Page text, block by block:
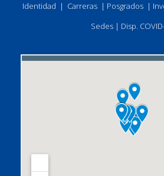
Identidad | Carreras | Posgrados |
Sedes | Disp.